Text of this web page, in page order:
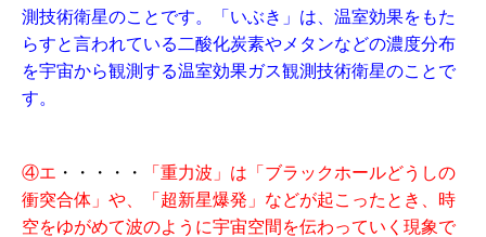
測技術衛星のことです。「いぶき」は、温室効果をもた
らすと言われている二酸化炭素やメタンなどの濃度分布
を宇宙から観測する温室効果ガス観測技術衛星のことで
す。
④エ ・・・・・
「重力波」は「ブラックホールどうしの
衝突合体」や、「超新星爆発」などが起こったとき、時
空をゆがめて波のように宇宙空間を伝わっていく現象で